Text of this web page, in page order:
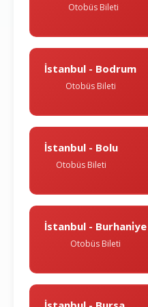
Otobüs Bileti
İstanbul - Bodrum
Otobüs Bileti
İstanbul - Bolu
Otobüs Bileti
İstanbul - Burhani̇ye
Otobüs Bileti